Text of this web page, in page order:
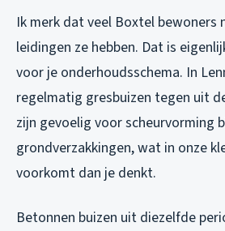
Ik merk dat veel Boxtel
leidingen ze hebben. Dat is
voor je onderhoudsschema. In
regelmatig gresbuizen tegen uit
zijn gevoelig voor scheurvorming
grondverzakkingen, wat in onze
voorkomt dan je denkt.
Betonnen buizen uit diezelfde